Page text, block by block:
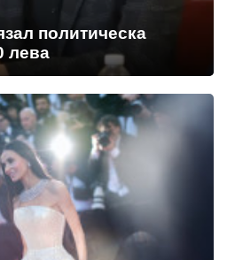
политическа
лева